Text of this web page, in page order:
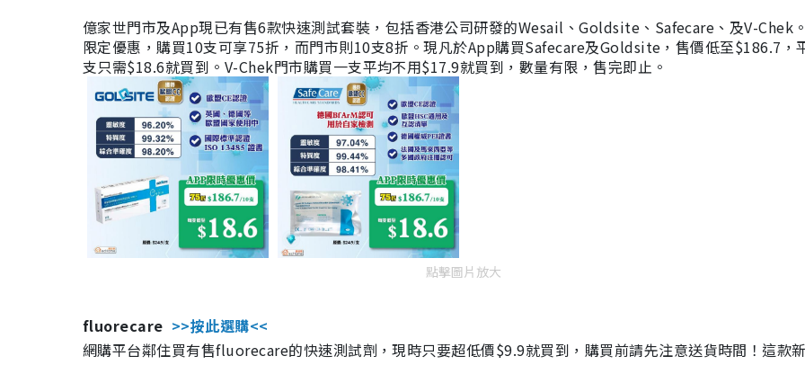
億家世門市及App現已有售6款快速測試套裝，包括香港公司研發的Wesail、Goldsite、Safecare、及V-Chek
限定優惠，購買10支可享75折，而門市則10支8折。現凡於App購買Safecare及Goldsite，售價低至$186.7，
支只需$18.6就買到。V-Chek門市購買一支平均不用$17.9就買到，數量有限，售完即止。
點擊圖片放大
fluorecare >>按此選購<<
網購平台鄰住買有售fluorecare的快速測試劑，現時只要超低價$9.9就買到，購買前請先注意送貨時間！這款